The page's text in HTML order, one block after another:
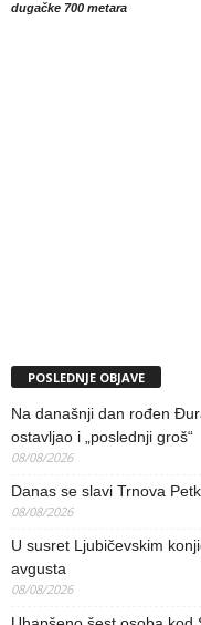
dugačke 700 metara
POSLEDNJE OBJAVE
Na današnji dan rođen
ostavljao i „poslednji groš“
08/08/2026
Danas se slavi Trnova
08/08/2026
U susret Ljubičevskim
avgusta
08/08/2026